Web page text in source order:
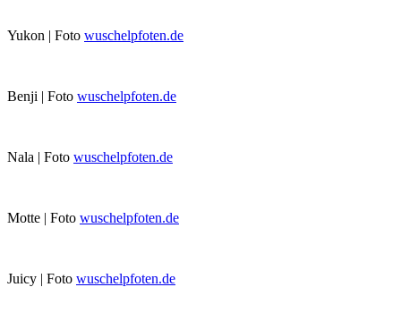
Yukon | Foto wuschelpfoten.de
Benji | Foto wuschelpfoten.de
Nala | Foto wuschelpfoten.de
Motte | Foto wuschelpfoten.de
Juicy | Foto wuschelpfoten.de